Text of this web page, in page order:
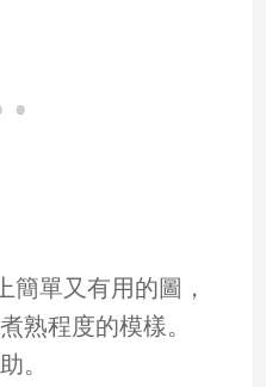
簡單又有用的圖，
熟程度的模樣。
。